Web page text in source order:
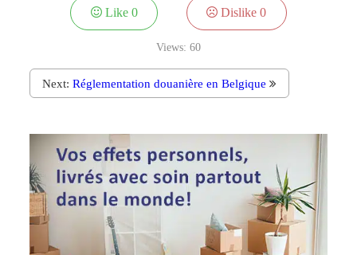
Like 0 Dislike0
Views: 60
Next:Réglementation douanière en Belgique